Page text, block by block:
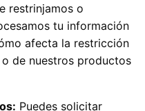
restrinjamos o
tu información
afecta la restricción
de nuestros productos
Puedes solicitar